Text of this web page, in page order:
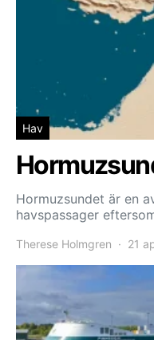
Hav
Hormuzsundet är en
havspassager
Therese Holmgren 21